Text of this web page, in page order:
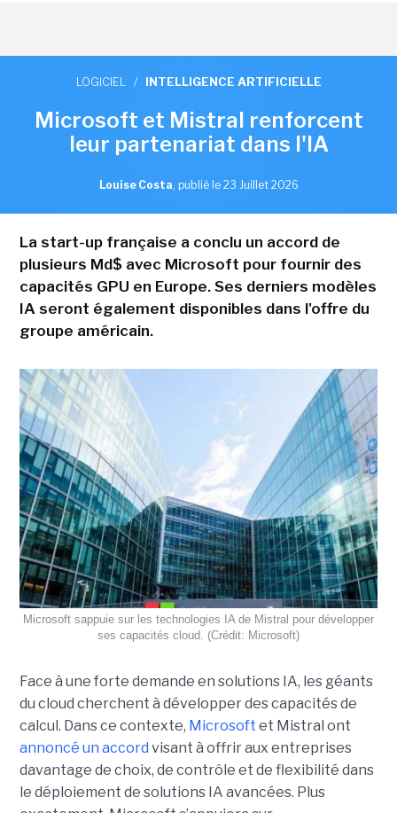
LOGICIEL / INTELLIGENCE ARTIFICIELLE
Microsoft et Mistral renforcent
leur partenariat dans l'IA
Louise Costa, publié le 23 Juillet 2026
La start-up française a conclu un accord de
plusieurs Md$ avec Microsoft pour fournir des
capacités GPU en Europe. Ses derniers modèles
IA seront également disponibles dans l'offre du
groupe américain.
Microsoft sappuie sur les technologies IA de Mistral pour développer
ses capacités cloud. (Crédit: Microsoft)
Face à une forte demande en solutions IA, les géants
du cloud cherchent à développer des capacités de
calcul. Dans ce contexte, Microsoft et Mistral ont
annoncé un accord visant à offrir aux entreprises
davantage de choix, de contrôle et de flexibilité dans
le déploiement de solutions IA avancées. Plus